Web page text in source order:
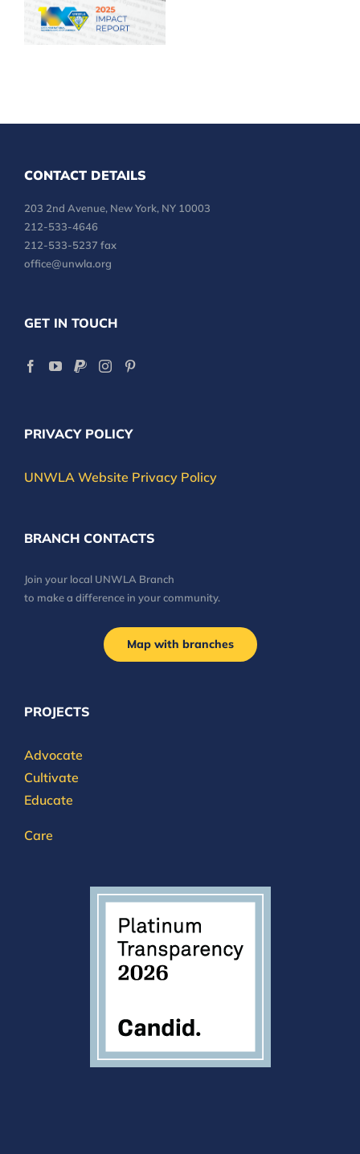
CONTACT DETAILS
203 2nd Avenue, New York, NY 10003
212-533-4646
212-533-5237 fax
office@unwla.org
GET IN TOUCH
PRIVACY POLICY
UNWLA Website Privacy Policy
BRANCH CONTACTS
Join your local UNWLA Branch
to make a difference in your community.
Map with branches
PROJECTS
Advocate
Cultivate
Educate
Care